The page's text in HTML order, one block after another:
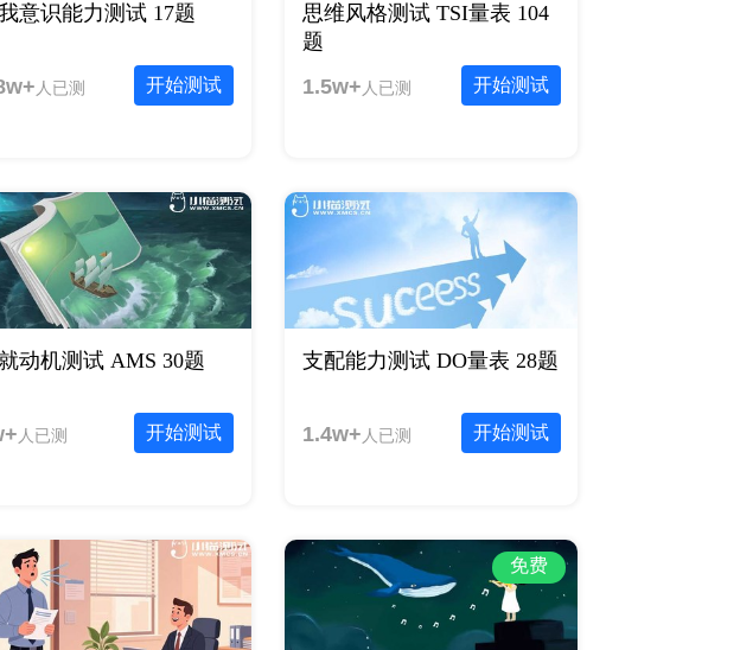
意识能力测试 17题
开始测试
人已测
思维风格测试 TSI量表 104
题
开始测试
1.5w+ 人已测
动机测试 AMS 30题
开始测试
人已测
支配能力测试 DO量表 28题
开始测试
1.4w+ 人已测
免费